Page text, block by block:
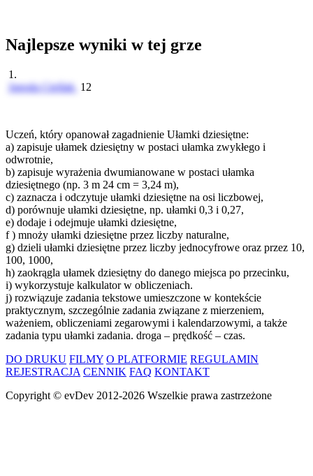
Najlepsze wyniki w tej grze
1.
Jagoda Cieślak 12
Uczeń, który opanował zagadnienie Ułamki dziesiętne:
a) zapisuje ułamek dziesiętny w postaci ułamka zwykłego i
odwrotnie,
b) zapisuje wyrażenia dwumianowane w postaci ułamka
dziesiętnego (np. 3 m 24 cm = 3,24 m),
c) zaznacza i odczytuje ułamki dziesiętne na osi liczbowej,
d) porównuje ułamki dziesiętne, np. ułamki 0,3 i 0,27,
e) dodaje i odejmuje ułamki dziesiętne,
f ) mnoży ułamki dziesiętne przez liczby naturalne,
g) dzieli ułamki dziesiętne przez liczby jednocyfrowe oraz przez 10,
100, 1000,
h) zaokrągla ułamek dziesiętny do danego miejsca po przecinku,
i) wykorzystuje kalkulator w obliczeniach.
j) rozwiązuje zadania tekstowe umieszczone w kontekście
praktycznym, szczególnie zadania związane z mierzeniem,
ważeniem, obliczeniami zegarowymi i kalendarzowymi, a także
zadania typu ułamki zadania. droga – prędkość – czas.
DO DRUKU FILMY O PLATFORMIE REGULAMIN
REJESTRACJA CENNIK FAQ KONTAKT
Copyright © evDev 2012-2026 Wszelkie prawa zastrzeżone